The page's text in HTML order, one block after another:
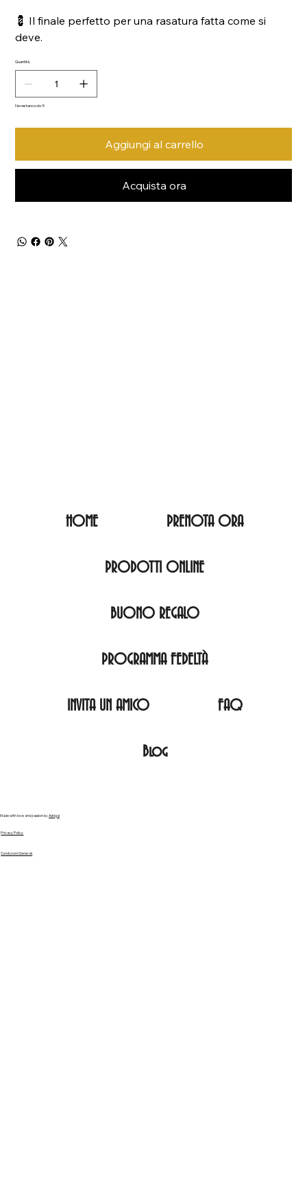
💈 Il finale perfetto per una rasatura fatta come si
deve.
Quantità
Ne restano solo: 5
Aggiungi al carrello
Acquista ora
HOME PRENOTA ORA
PRODOTTI ONLINE
BUONO REGALO
PROGRAMMA FEDELTÀ
INVITA UN AMICO FAQ
Blog
Made with love and passion byAdrigal
Privacy Policy
Condizioni Generali